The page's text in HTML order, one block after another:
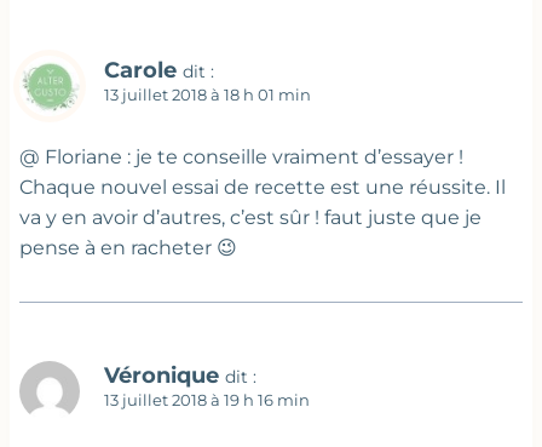
Carole dit :
13 juillet 2018 à 18 h 01 min
@ Floriane : je te conseille vraiment d’essayer !
Chaque nouvel essai de recette est une réussite. Il
va y en avoir d’autres, c’est sûr ! faut juste que je
pense à en racheter 😉
Véronique dit :
13 juillet 2018 à 19 h 16 min